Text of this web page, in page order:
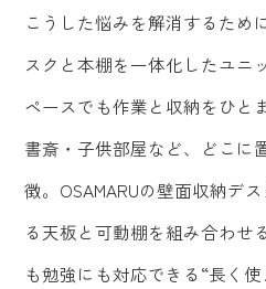
こうした悩みを解消するため
スクと本棚を一体化したユニ
ペースでも作業と収納をひと
書斎・子供部屋など、どこに
徴。OSAMARUの壁面収納デ
る天板と可動棚を組み合わせ
も勉強にも対応できる“長く